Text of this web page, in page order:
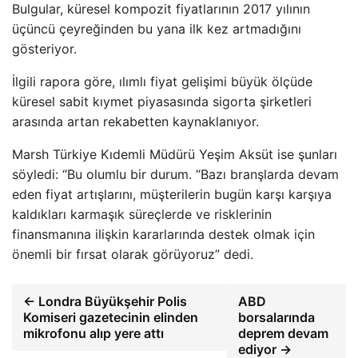
Bulgular, küresel kompozit fiyatlarının 2017 yılının
üçüncü çeyreğinden bu yana ilk kez artmadığını
gösteriyor.
İlgili rapora göre, ılımlı fiyat gelişimi büyük ölçüde
küresel sabit kıymet piyasasında sigorta şirketleri
arasında artan rekabetten kaynaklanıyor.
Marsh Türkiye Kıdemli Müdürü Yeşim Aksüt ise şunları
söyledi: “Bu olumlu bir durum. “Bazı branşlarda devam
eden fiyat artışlarını, müşterilerin bugün karşı karşıya
kaldıkları karmaşık süreçlerde ve risklerinin
finansmanına ilişkin kararlarında destek olmak için
önemli bir fırsat olarak görüyoruz” dedi.
← Londra Büyükşehir Polis
Komiseri gazetecinin elinden
mikrofonu alıp yere attı
ABD
borsalarında
deprem devam
ediyor →